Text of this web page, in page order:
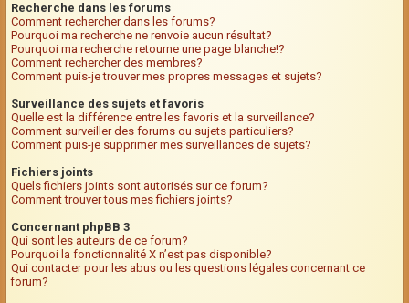
Recherche dans les forums
Comment rechercher dans les forums?
Pourquoi ma recherche ne renvoie aucun résultat?
Pourquoi ma recherche retourne une page blanche!?
Comment rechercher des membres?
Comment puis-je trouver mes propres messages et sujets?
Surveillance des sujets et favoris
Quelle est la différence entre les favoris et la surveillance?
Comment surveiller des forums ou sujets particuliers?
Comment puis-je supprimer mes surveillances de sujets?
Fichiers joints
Quels fichiers joints sont autorisés sur ce forum?
Comment trouver tous mes fichiers joints?
Concernant phpBB 3
Qui sont les auteurs de ce forum?
Pourquoi la fonctionnalité X n’est pas disponible?
Qui contacter pour les abus ou les questions légales concernant ce
forum?